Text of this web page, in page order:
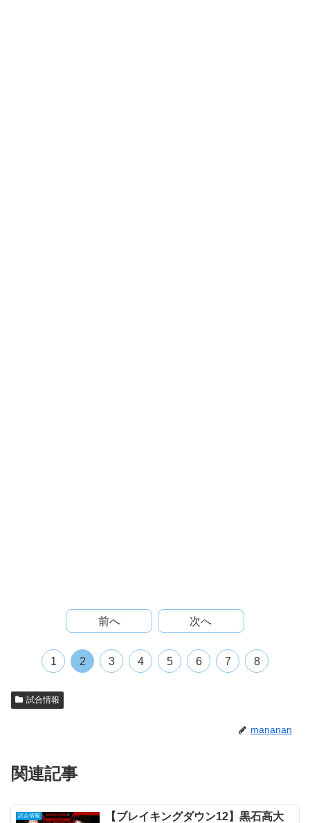
前へ 次へ
1 2 3 4 5 6 7 8
試合情報
mananan
関連記事
試合情報
【ブレイキングダウン12】黒石高大